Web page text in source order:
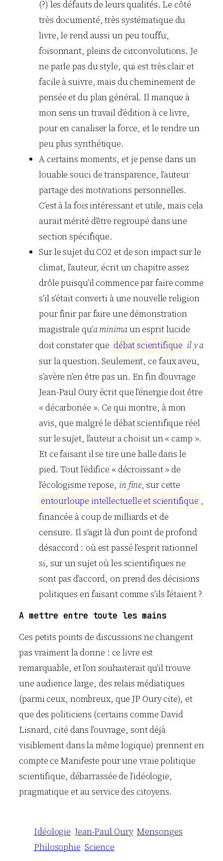
(?) les défauts de leurs qualités. Le côté
très documenté, très systématique du
livre, le rend aussi un peu touffu,
foisonnant, pleins de circonvolutions. Je
ne parle pas du style, qui est très clair et
facile à suivre, mais du cheminement de
pensée et du plan général. Il manque à
mon sens un travail d’édition à ce livre,
pour en canaliser la force, et le rendre un
peu plus synthétique.
A certains moments, et je pense dans un
louable souci de transparence, l’auteur
partage des motivations personnelles.
C’est à la fois intéressant et utile, mais cela
aurait mérité d’être regroupé dans une
section spécifique.
Sur le sujet du CO2 et de son impact sur le
climat, l’auteur, écrit un chapitre assez
drôle puisqu’il commence par faire comme
s’il s’était converti à une nouvelle religion
pour finir par faire une démonstration
magistrale qu’a minimaun esprit lucide
doit constater que débat scientifique il y a
sur la question. Seulement, ce faux aveu,
s’avère n’en être pas un. En fin d’ouvrage
Jean-Paul Oury écrit que l’énergie doit être
« décarbonée ». Ce qui montre, à mon
avis, que malgré le débat scientifique réel
sur le sujet, l’auteur a choisit un « camp ».
Et ce faisant il se tire une balle dans le
pied. Tout l’édifice « décroissant » de
l’écologisme repose, in fine, sur cette
entourloupe intellectuelle et scientifique ,
financée à coup de milliards et de
censure. Il s’agit là d’un point de profond
désaccord : où est passé l’esprit rationnel
si, sur un sujet où les scientifiques ne
sont pas d’accord, on prend des décisions
politiques en faisant comme s’ils l’étaient ?
A mettre entre toute les mains
Ces petits points de discussions ne changent
pas vraiment la donne : ce livre est
remarquable, et l’on souhaiterait qu’il trouve
une audience large, des relais médiatiques
(parmi ceux, nombreux, que JP Oury cite), et
que des politiciens (certains comme David
Lisnard, cité dans l’ouvrage, sont déjà
visiblement dans la même logique) prennent en
compte ce Manifeste pour une vraie politique
scientifique, débarrassée de l’idéologie,
pragmatique et au service des citoyens.
Idéologie Jean-Paul Oury Mensonges
Philosophie Science